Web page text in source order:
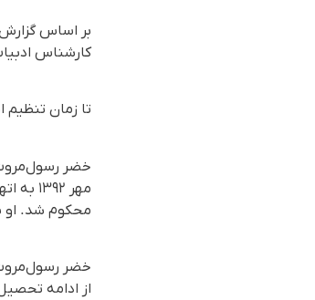
کارشناس
تا زمان
محکوم شد. او
از ادامه